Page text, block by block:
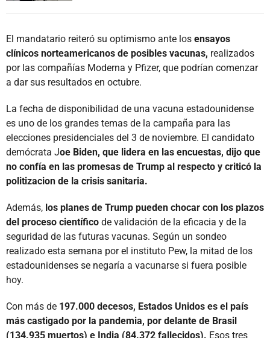
El mandatario reiteró su optimismo ante los ensayos
clínicos norteamericanos de posibles vacunas, realizados
por las compañías Moderna y Pfizer, que podrían comenzar
a dar sus resultados en octubre.
La fecha de disponibilidad de una vacuna estadounidense
es uno de los grandes temas de la campaña para las
elecciones presidenciales del 3 de noviembre. El candidato
demócrata Joe Biden, que lidera en las encuestas, dijo que
no confía en las promesas de Trump al respecto y criticó la
politizacion de la crisis sanitaria.
Además, los planes de Trump pueden chocar con los plazos
del proceso científico de validación de la eficacia y de la
seguridad de las futuras vacunas. Según un sondeo
realizado esta semana por el instituto Pew, la mitad de los
estadounidenses se negaría a vacunarse si fuera posible
hoy.
Con más de 197.000 decesos, Estados Unidos es el país
más castigado por la pandemia, por delante de Brasil
(134.935 muertos) e India (84.372 fallecidos). Esos tres